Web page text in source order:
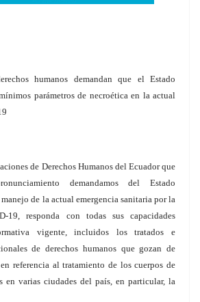
humanos demandan que el Estado
parámetros de necroética en la actual
de Derechos Humanos del Ecuador que
demandamos del Estado
de la actual emergencia sanitaria por la
19, responda con todas sus capacidades
vigente, incluidos los tratados e
de derechos humanos que gozan de
referencia al tratamiento de los cuerpos de
en varias ciudades del país, en particular, la